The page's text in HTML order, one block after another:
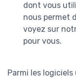
dont vous
nous permet
voyez sur
pour vous.
Parmi les logiciels